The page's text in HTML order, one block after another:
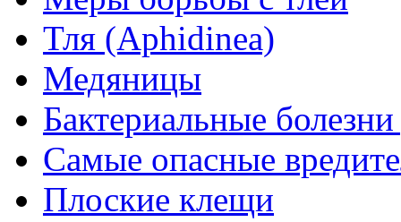
Тля (Aphidinea)
Медяницы
Бактериальные
Самые опасные
Плоские клещи